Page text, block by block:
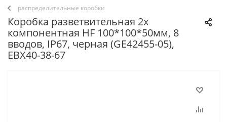
распределительные коробки
Коробка разветвительная 2х
компонентная HF 100*100*50мм, 8
вводов, IP67, черная (GE42455-05),
EBX40-38-67